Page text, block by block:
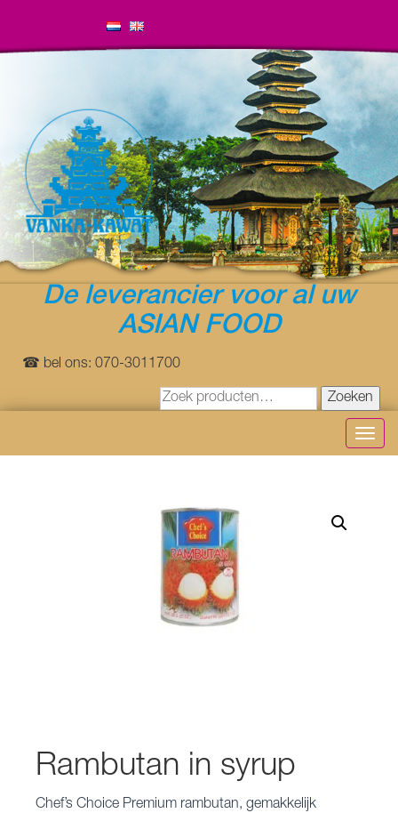
De leverancier voor al uw
ASIAN FOOD
☎ bel ons: 070-3011700
Zoeken
Rambutan in syrup
Chef’s Choice Premium rambutan, gemakkelijk